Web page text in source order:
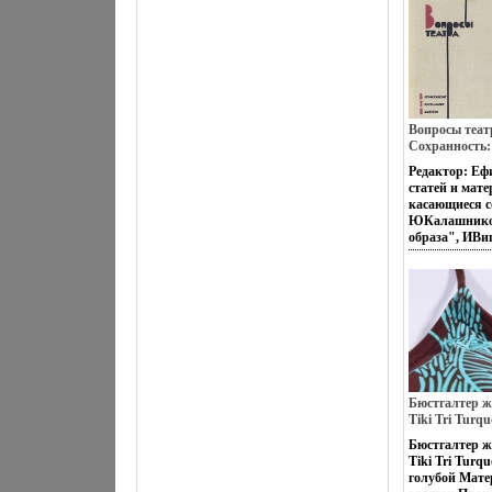
в США
Миннесота,
бакалавра
1950 гг
Вопросы
г Твердый
экз Формат:
5773x.
Редактор:
статей и
касающиеся
образа",
сцене -
раздел
прошлому
пьесам и
театре"
Дмитриева
Бюстгалтер
Tiki Tri
Бюстгалтер
Tiki Tri
голубой